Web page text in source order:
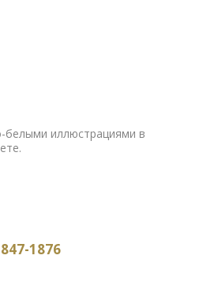
белыми иллюстрациями в
1876